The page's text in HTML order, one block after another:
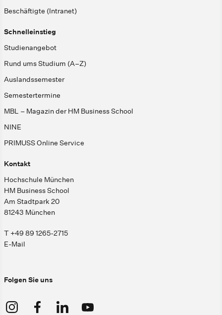
Beschäftigte (Intranet)
Schnelleinstieg
Studienangebot
Rund ums Studium (A–Z)
Auslandssemester
Semestertermine
MBL – Magazin der HM Business School
NINE
PRIMUSS Online Service
Kontakt
Hochschule München
HM Business School
Am Stadtpark 20
81243 München
T +49 89 1265-2715
E-Mail
Folgen Sie uns